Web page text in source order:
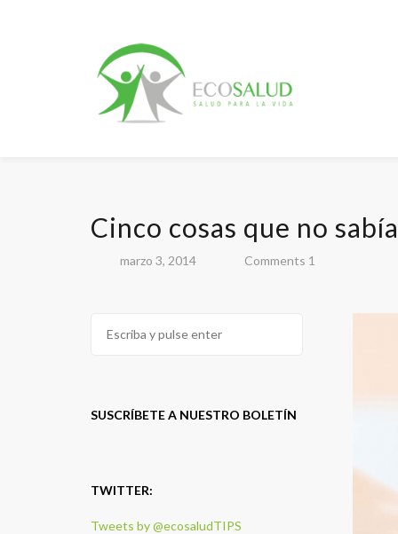
Cinco cosas que no
marzo 3, 2014 Comments 1
SUSCRÍBETE A NUESTRO BOLETÍN
TWITTER:
Tweets by @ecosaludTIPS